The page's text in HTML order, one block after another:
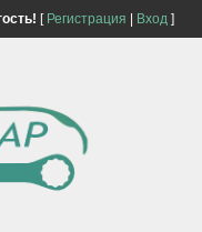
[ Регистрация Вход]